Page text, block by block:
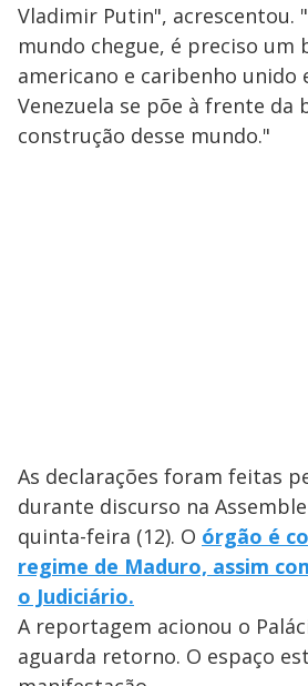
Vladimir Putin", acrescentou.
mundo chegue, é preciso um
americano e caribenho unido
Venezuela se põe à frente da
construção desse mundo."
As declarações foram feitas
durante discurso na
quinta-feira (12). O órgão é
regime de Maduro, assim
o Judiciário.
A reportagem acionou o
aguarda retorno. O espaço